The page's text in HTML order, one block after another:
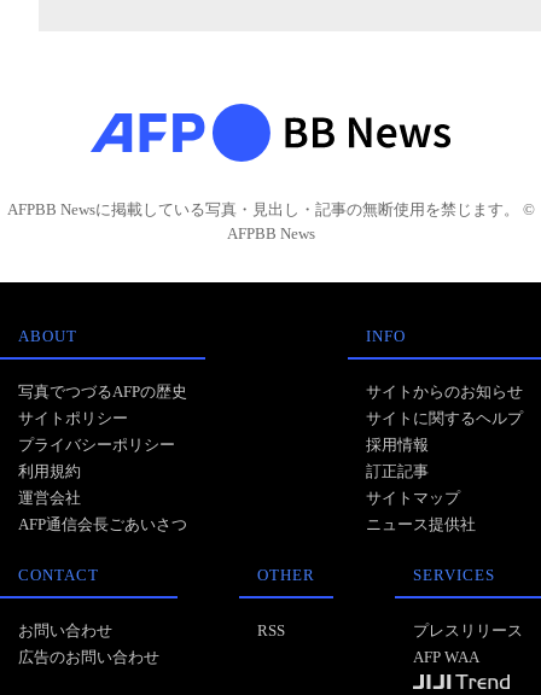
AFPBB Newsに掲載している写真・見出し・記事の無断使用を禁じます。 ©
AFPBB News
ABOUT
写真でつづるAFPの歴史
サイトポリシー
プライバシーポリシー
利用規約
運営会社
AFP通信会長ごあいさつ
INFO
サイトからのお知らせ
サイトに関するヘルプ
採用情報
訂正記事
サイトマップ
ニュース提供社
CONTACT
お問い合わせ
広告のお問い合わせ
OTHER
RSS
SERVICES
プレスリリース
AFP WAA